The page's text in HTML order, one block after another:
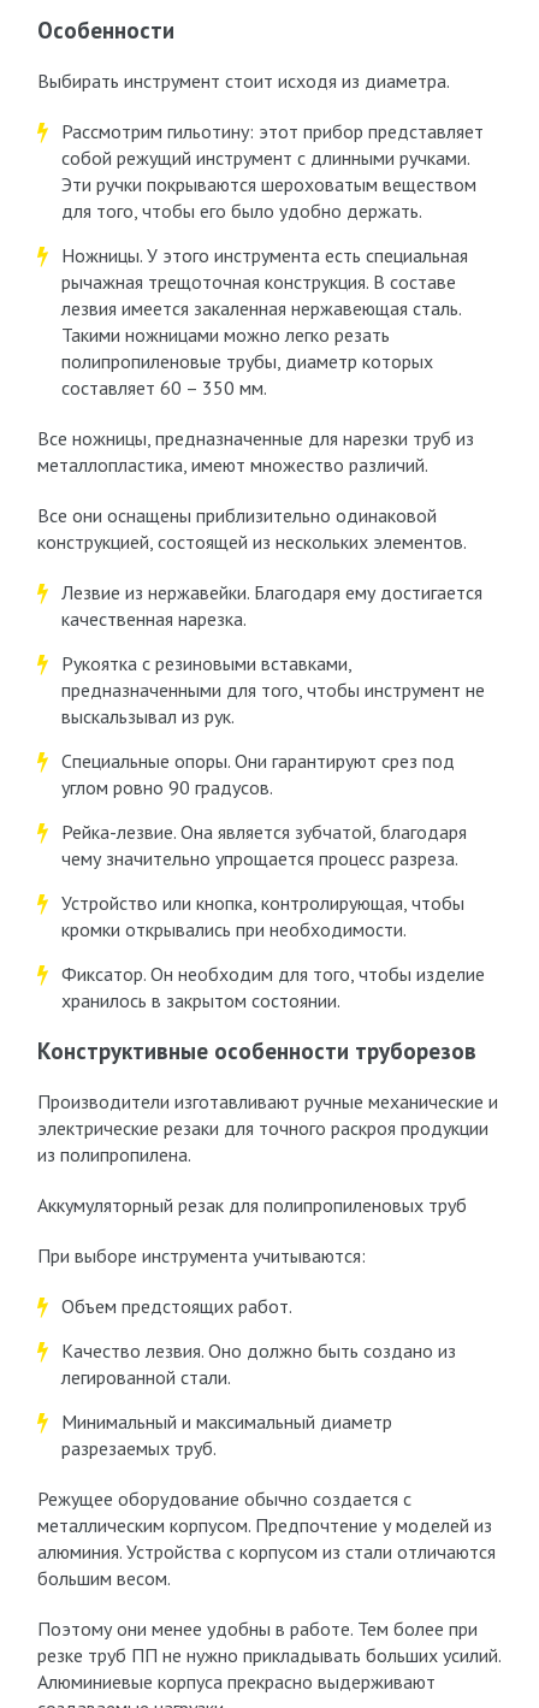
Особенности
Выбирать инструмент стоит исходя из диаметра.
Рассмотрим гильотину: этот прибор представляет
собой режущий инструмент с длинными ручками.
Эти ручки покрываются шероховатым веществом
для того, чтобы его было удобно держать.
Ножницы. У этого инструмента есть специальная
рычажная трещоточная конструкция. В составе
лезвия имеется закаленная нержавеющая сталь.
Такими ножницами можно легко резать
полипропиленовые трубы, диаметр которых
составляет 60 – 350 мм.
Все ножницы, предназначенные для нарезки труб из
металлопластика, имеют множество различий.
Все они оснащены приблизительно одинаковой
конструкцией, состоящей из нескольких элементов.
Лезвие из нержавейки. Благодаря ему достигается
качественная нарезка.
Рукоятка с резиновыми вставками,
предназначенными для того, чтобы инструмент не
выскальзывал из рук.
Специальные опоры. Они гарантируют срез под
углом ровно 90 градусов.
Рейка-лезвие. Она является зубчатой, благодаря
чему значительно упрощается процесс разреза.
Устройство или кнопка, контролирующая, чтобы
кромки открывались при необходимости.
Фиксатор. Он необходим для того, чтобы изделие
хранилось в закрытом состоянии.
Конструктивные особенности труборезов
Производители изготавливают ручные механические и
электрические резаки для точного раскроя продукции
из полипропилена.
Аккумуляторный резак для полипропиленовых труб
При выборе инструмента учитываются:
Объем предстоящих работ.
Качество лезвия. Оно должно быть создано из
легированной стали.
Минимальный и максимальный диаметр
разрезаемых труб.
Режущее оборудование обычно создается с
металлическим корпусом. Предпочтение у моделей из
алюминия. Устройства с корпусом из стали отличаются
большим весом.
Поэтому они менее удобны в работе. Тем более при
резке труб ПП не нужно прикладывать больших усилий.
Алюминиевые корпуса прекрасно выдерживают